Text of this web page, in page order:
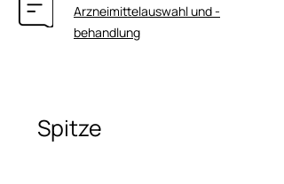
Arzneimittelauswahl und -
behandlung
Spitze